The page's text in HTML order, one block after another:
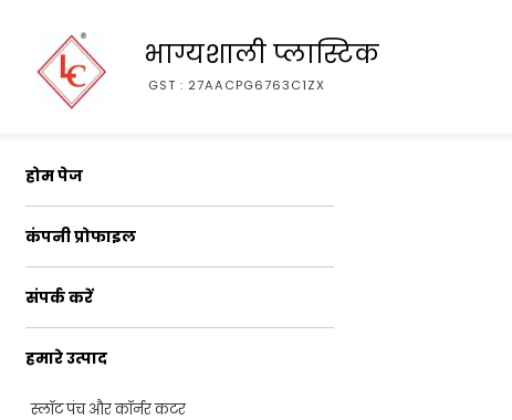
भाग्यशाली प्लास्टिक
GST : 27AACPG6763C1ZX
होम पेज
कंपनी प्रोफाइल
संपर्क करें
हमारे उत्पाद
स्लॉट पंच और कॉर्नर कटर